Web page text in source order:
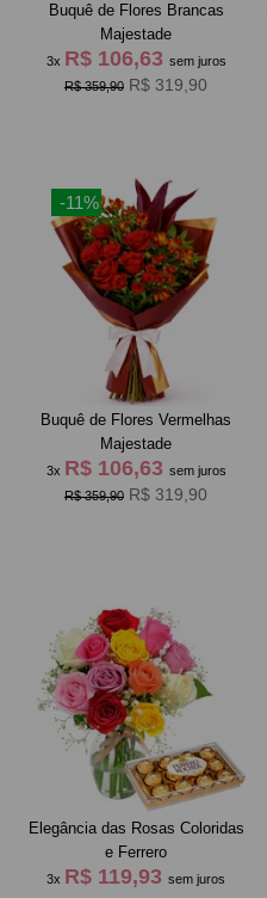
Buquê de Flores Brancas
Majestade
3x R$ 106,63 sem juros
R$ 359,90 R$ 319,90
-11%
Buquê de Flores Vermelhas
Majestade
3x R$ 106,63 sem juros
R$ 359,90 R$ 319,90
Elegância das Rosas Coloridas
e Ferrero
3x R$ 119,93sem juros